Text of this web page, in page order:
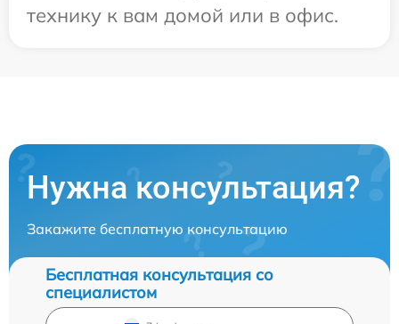
технику к вам домой или в офис.
Нужна консультация?
Закажите бесплатную консультацию
Бесплатная консультация со
специалистом